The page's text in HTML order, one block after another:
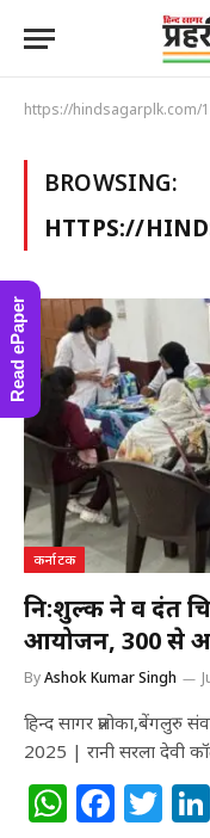
https://hindsagarplk.com/
BROWSING:
HTTPS://
कर्नाटक
नि:शुल्क नेत्र व दंत
आयोजन, 300 से
ByAshok Kumar Singh
हिन्द सागर प्रलोका,बेंगलुरु
2025 | रानी सरला देवी
W F T
Read ePaper